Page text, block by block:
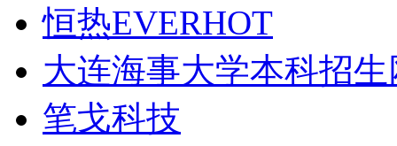
恒热EVERHOT
大连海事大学本科招生
笔戈科技